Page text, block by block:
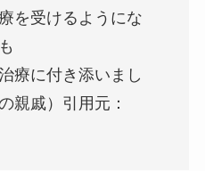
を受けるようにな
療に付き添いまし
親戚）引用元：